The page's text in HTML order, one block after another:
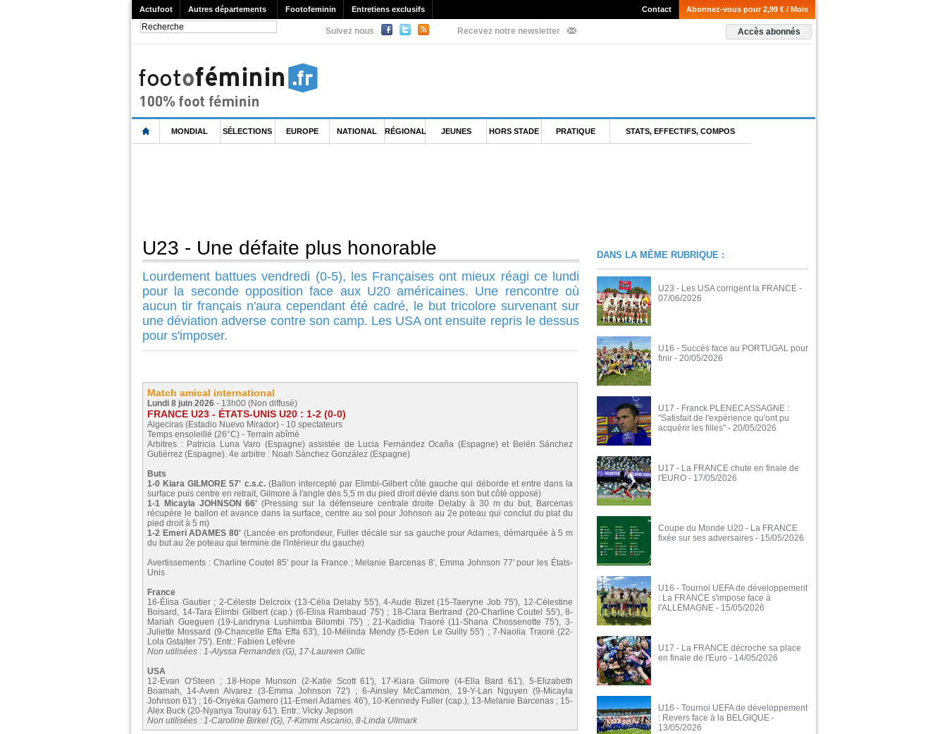
Actufoot Autres départements Footofeminin Entretiens exclusifs Abonnez-vous pour 2,99 € / Mois
Contact
Suivez nous Recevez notre newsletter Accès abonnés
MONDIAL SÉLECTIONS EUROPE NATIONAL RÉGIONAL JEUNES HORS STADE PRATIQUE STATS, EFFECTIFS, COMPOS
U23 - Une défaite plus honorable
Lourdement battues vendredi (0-5), les Françaises ont mieux réagi ce lundi
pour la seconde opposition face aux U20 américaines. Une rencontre où
aucun tir français n'aura cependant été cadré, le but tricolore survenant sur
une déviation adverse contre son camp. Les USA ont ensuite repris le dessus
pour s'imposer.
Match amical international
Lundi 8 juin 2026 - 13h00 (Non diffusé)
FRANCE U23 - ÉTATS-UNIS U20 : 1-2 (0-0)
Algeciras (Estadio Nuevo Mirador) - 10 spectateurs
Temps ensoleillé (26°C) - Terrain abîmé
Arbitres : Patricia Luna Varo (Espagne) assistée de Lucia Fernández Ocaña (Espagne) et Belén Sánchez
Gutiérrez (Espagne). 4e arbitre : Noah Sánchez González (Espagne)
Buts
1-0 Kiara GILMORE 57' c.s.c.(Ballon intercepté par Elimbi-Gilbert côté gauche qui déborde et entre dans la
surface puis centre en retrait, Gilmore à l'angle des 5,5 m du pied droit dévie dans son but côté opposé)
1-1 Micayla JOHNSON 66' (Pressing sur la défenseure centrale droite Delaby à 30 m du but, Barcenas
récupère le ballon et avance dans la surface, centre au sol pour Johnson au 2e poteau qui conclut du plat du
pied droit à 5 m)
1-2 Emeri ADAMES 80' (Lancée en profondeur, Fuller décale sur sa gauche pour Adames, démarquée à 5 m
du but au 2e poteau qui termine de l'intérieur du gauche)
Avertissements : Charline Coutel 85' pour la France ; Melanie Barcenas 8', Emma Johnson 77' pour les États-
Unis
France
16-Élisa Gautier ; 2-Céleste Delcroix (13-Célia Delaby 55'), 4-Aude Bizet (15-Taeryne Job 75'), 12-Célestine
Boisard, 14-Tara Elimbi Gilbert (cap.) (6-Elisa Rambaud 75') ; 18-Clara Bertrand (20-Charline Coutel 55'), 8-
Mariah Gueguen (19-Landryna Lushimba Bilombi 75') ; 21-Kadidia Traoré (11-Shana Chossenotte 75'), 3-
Juliette Mossard (9-Chancelle Effa Effa 63'), 10-Mélinda Mendy (5-Eden Le Guilly 55') ; 7-Naolia Traoré (22-
Lola Gstalter 75'). Entr.: Fabien Lefèvre
Non utilisées : 1-Alyssa Fernandes (G), 17-Laureen Oillic
USA
12-Evan O'Steen ; 18-Hope Munson (2-Katie Scott 61'), 17-Kiara Gilmore (4-Ella Bard 61'), 5-Elizabeth
Boamah, 14-Aven Alvarez (3-Emma Johnson 72') ; 6-Ainsley McCammon, 19-Y-Lan Nguyen (9-Micayla
Johnson 61') ; 16-Onyeka Gamero (11-Emeri Adames 46'), 10-Kennedy Fuller (cap.), 13-Melanie Barcenas ; 15-
Alex Buck (20-Nyanya Touray 61'). Entr.: Vicky Jepson
Non utilisées : 1-Caroline Birkel (G), 7-Kimmi Ascanio, 8-Linda Ullmark
DANS LA MÊME RUBRIQUE :
U23 - Les USA corrigent la FRANCE -
07/06/2026
U16 - Succès face au PORTUGAL pour
finir - 20/05/2026
U17 - Franck PLENECASSAGNE :
"Satisfait de l'expérience qu'ont pu
acquérir les filles" - 20/05/2026
U17 - La FRANCE chute en finale de
l'EURO - 17/05/2026
Coupe du Monde U20 - La FRANCE
fixée sur ses adversaires - 15/05/2026
U16 - Tournoi UEFA de développement
: La FRANCE s'impose face à
l'ALLEMAGNE - 15/05/2026
U17 - La FRANCE décroche sa place
en finale de l'Euro - 14/05/2026
U16 - Tournoi UEFA de développement
: Revers face à la BELGIQUE -
13/05/2026